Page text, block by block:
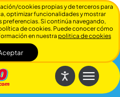
Cerrar
cookies propias y de terceros para
optimizar funcionalidades y mostrar
Si continúa navegando,
de cookies. Puede conocer cómo
en nuestra politica de cookies